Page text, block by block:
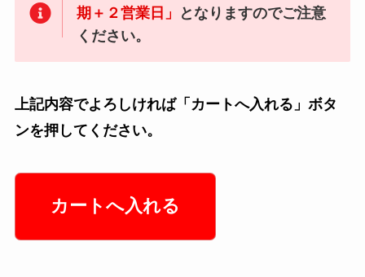
期＋２営業日」
となりますのでご注意
ください。
上記内容でよろしければ「カートへ入れる」ボタ
ンを押してください。